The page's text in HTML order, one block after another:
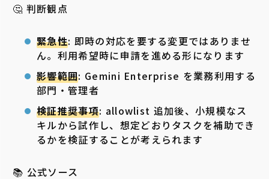
🤔 判断観点
緊急性: 即時の対応を要する変更ではありませ
ん。利用希望時に申請を進める形になります
影響範囲: Gemini Enterprise を業務利用する
部門・管理者
検証推奨事項: allowlist 追加後、小規模なス
キルから試作し、想定どおりタスクを補助でき
るかを検証することが考えられます
📚 公式ソース